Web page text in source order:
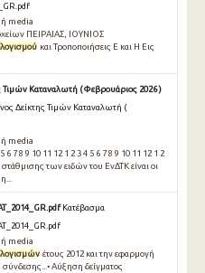
media
ΠΕΙΡΑΙΑΣ, ΙΟΥΝΙΟΣ
και Τροποποιήσεις Ε και Η Εις
Τιμών Καταναλωτή ( Φεβρουάριος 2026 )
Δείκτης Τιμών Καταναλωτή (
media
6 7 8 9 10 11 12 1 2 3 4 5 6 7 8 9 10 11 12 1 2
των ειδών του ΕνΔΤΚ είναι οι
Κατέβασμα
media
έτους 2012 και την εφαρμογή
Αύξηση δείγματος